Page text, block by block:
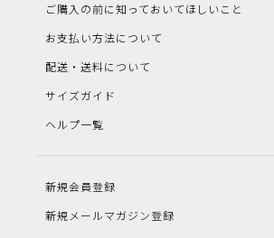
ご購入の前に知っておいてほしいこと
お支払い方法について
配送・送料について
サイズガイド
ヘルプ一覧
新規会員登録
新規メールマガジン登録